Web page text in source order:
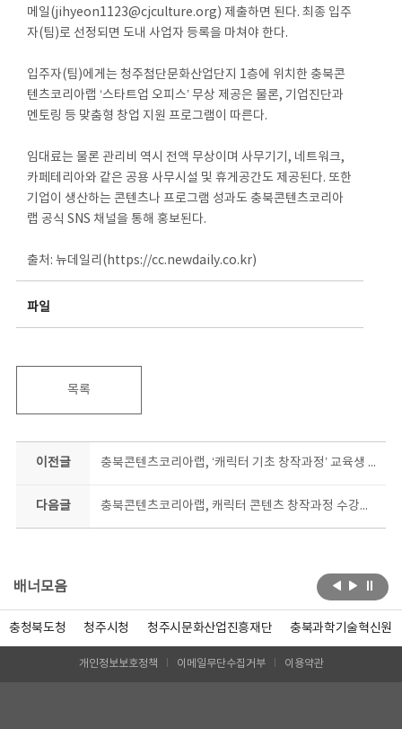
메일(jihyeon1123@cjculture.org) 제출하면 된다. 최종 입주
자(팀)로 선정되면 도내 사업자 등록을 마쳐야 한다.
입주자(팀)에게는 청주첨단문화산업단지 1층에 위치한 충북콘
텐츠코리아랩 ‘스타트업 오피스’ 무상 제공은 물론, 기업진단과
멘토링 등 맞춤형 창업 지원 프로그램이 따른다.
임대료는 물론 관리비 역시 전액 무상이며 사무기기, 네트워크,
카페테리아와 같은 공용 사무시설 및 휴게공간도 제공된다. 또한
기업이 생산하는 콘텐츠나 프로그램 성과도 충북콘텐츠코리아
랩 공식 SNS 채널을 통해 홍보된다.
출처: 뉴데일리(https://cc.newdaily.co.kr)
파일
목록
이전글 충북콘텐츠코리아랩, ‘캐릭터 기초 창작과정’ 교육생 모집
다음글 충북콘텐츠코리아랩, 캐릭터 콘텐츠 창작과정 수강생 모집
배너모음
충청북도청 청주시청 청주시문화산업진흥재단 충북과학기술혁신원
개인정보보호정책 이메일무단수집거부 이용약관